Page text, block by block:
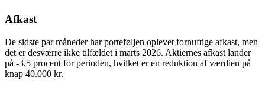
Afkast
De sidste par måneder har porteføljen oplevet fornuftige afkast, men
det er desværre ikke tilfældet i marts 2026. Aktiernes afkast lander
på -3,5 procent for perioden, hvilket er en reduktion af værdien på
knap 40.000 kr.